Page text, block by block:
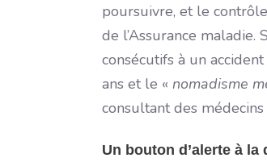
poursuivre, et le
de l’Assurance
consécutifs à un
ans et le « nomadisme
consultant des
Un bouton d’alerte à